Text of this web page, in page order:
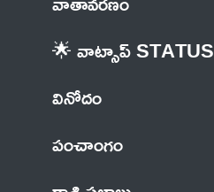
🌟 వాట్సాప్ STATUS
వినోదం
పంచాంగం